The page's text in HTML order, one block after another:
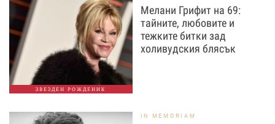
ЗВЕЗДЕН РОЖДЕНИК
Мелани Грифит на 69:
тайните, любовите и
тежките битки зад
холивудския блясък
IN MEMORIAM